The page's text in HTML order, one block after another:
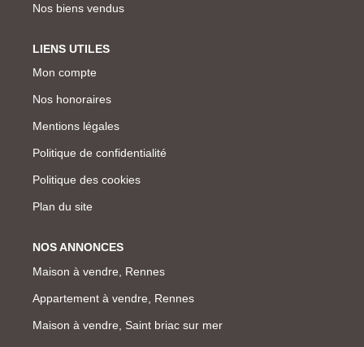
Nos biens vendus
LIENS UTILES
Mon compte
Nos honoraires
Mentions légales
Politique de confidentialité
Politique des cookies
Plan du site
NOS ANNONCES
Maison à vendre, Rennes
Appartement à vendre, Rennes
Maison à vendre, Saint briac sur mer